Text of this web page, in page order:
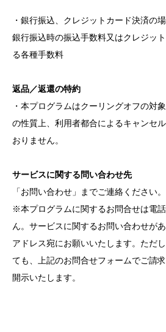
・銀行振込、クレジットカード決済の
銀行振込時の振込手数料又はクレジッ
る各種手数料
返品／返還の特約
・本プログラムはクーリングオフの対
の性質上、利用者都合によるキャンセ
おりません。
サービスに関する問い合わせ先
「お問い合わせ 」までご連絡ください。
※本プログラムに関するお問合せは電
ん。サービスに関するお問い合わせが
アドレス宛にお願いいたします。ただ
ても、上記のお問合せフォームでご請
開示いたします。